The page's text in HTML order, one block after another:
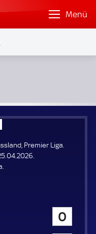
Menü
Premier Liga.
0